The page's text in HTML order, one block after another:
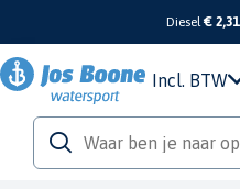
Diesel€ 2,31
Incl. BTW